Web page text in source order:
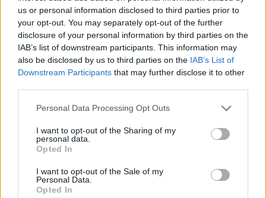
us or personal information disclosed to third parties prior to
your opt-out. You may separately opt-out of the further
disclosure of your personal information by third parties on the
IAB’s list of downstream participants. This information may
also be disclosed by us to third parties on the IAB’s List of
Downstream Participants that may further disclose it to other
Personal Data Processing Opt Outs
I want to opt-out of the Sharing of my
personal data.
Opted In
I want to opt-out of the Sale of my
Personal Data.
Opted In
dalla Società in merito alla presunta sussistenza di contratti
separati aventi ad oggetto i servizi rimodulati, si ritiene che la
questione sia irrilevante ai fini dell’applicabilità della disciplina in
parola, posto che l’utente, anche in tal caso, deve ricevere le
medesime garanzie, ossia un preavviso non inferiore a 30 giorni e
In altri termini, il diritto di recesso è esercitabile anche soltanto
con riferimento ai servizi e/o opzioni aggiuntivi interessati dalla
modifica Autorità per le Garanzie nelle Comunicazioni
necessariamente il recesso dall’intero contratto, ma a condizione
che l’operatore comunichi, in maniera chiara, completa e